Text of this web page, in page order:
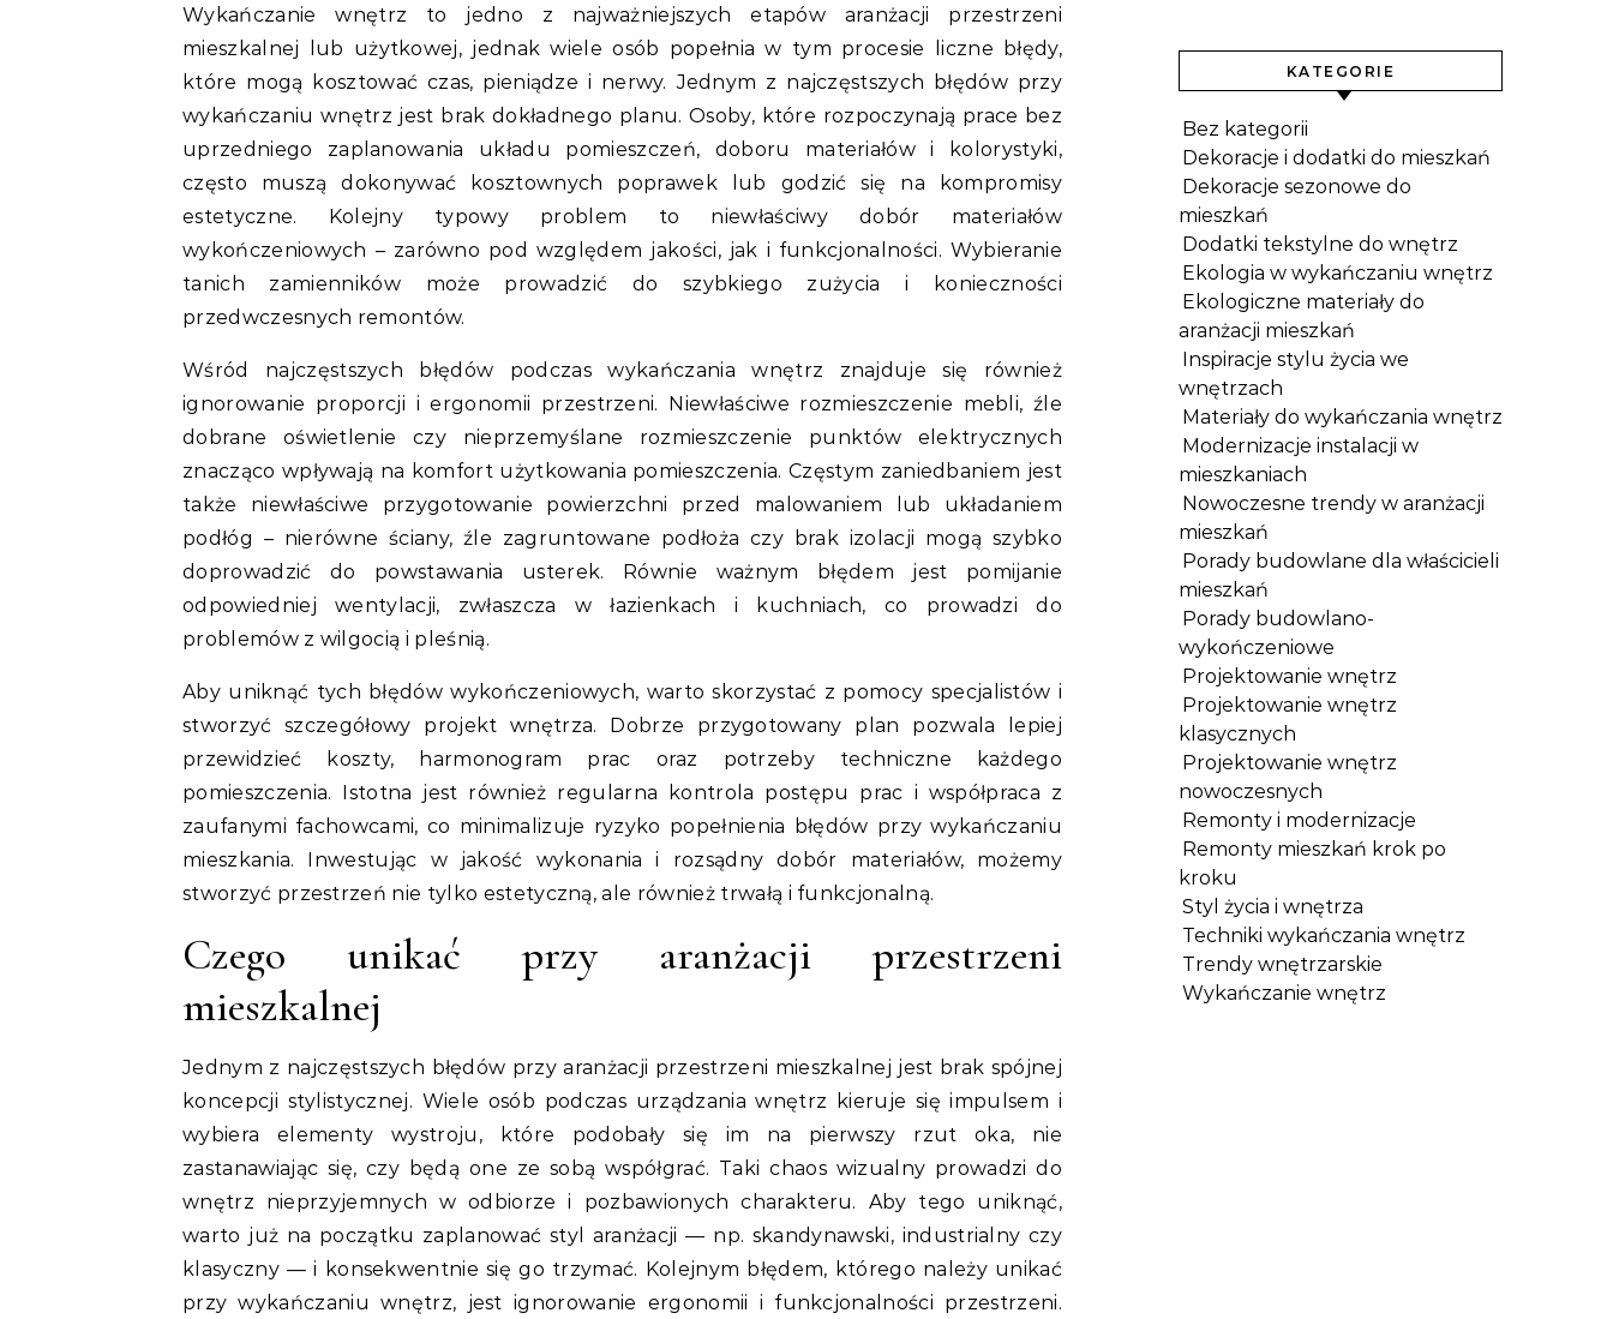
Wykańczanie wnętrz to jedno z najważniejszych etapów aranżacji przestrzeni
mieszkalnej lub użytkowej, jednak wiele osób popełnia w tym procesie liczne błędy,
które mogą kosztować czas, pieniądze i nerwy. Jednym z najczęstszych błędów przy
wykańczaniu wnętrz jest brak dokładnego planu. Osoby, które rozpoczynają prace bez
uprzedniego zaplanowania układu pomieszczeń, doboru materiałów i kolorystyki,
często muszą dokonywać kosztownych poprawek lub godzić się na kompromisy
estetyczne. Kolejny typowy problem to niewłaściwy dobór materiałów
wykończeniowych – zarówno pod względem jakości, jak i funkcjonalności. Wybieranie
tanich zamienników może prowadzić do szybkiego zużycia i konieczności
przedwczesnych remontów.
Wśród najczęstszych błędów podczas wykańczania wnętrz znajduje się również
ignorowanie proporcji i ergonomii przestrzeni. Niewłaściwe rozmieszczenie mebli, źle
dobrane oświetlenie czy nieprzemyślane rozmieszczenie punktów elektrycznych
znacząco wpływają na komfort użytkowania pomieszczenia. Częstym zaniedbaniem jest
także niewłaściwe przygotowanie powierzchni przed malowaniem lub układaniem
podłóg – nierówne ściany, źle zagruntowane podłoża czy brak izolacji mogą szybko
doprowadzić do powstawania usterek. Równie ważnym błędem jest pomijanie
odpowiedniej wentylacji, zwłaszcza w łazienkach i kuchniach, co prowadzi do
problemów z wilgocią i pleśnią.
Aby uniknąć tych błędów wykończeniowych, warto skorzystać z pomocy specjalistów i
stworzyć szczegółowy projekt wnętrza. Dobrze przygotowany plan pozwala lepiej
przewidzieć koszty, harmonogram prac oraz potrzeby techniczne każdego
pomieszczenia. Istotna jest również regularna kontrola postępu prac i współpraca z
zaufanymi fachowcami, co minimalizuje ryzyko popełnienia błędów przy wykańczaniu
mieszkania. Inwestując w jakość wykonania i rozsądny dobór materiałów, możemy
stworzyć przestrzeń nie tylko estetyczną, ale również trwałą i funkcjonalną.
Czego unikać przy aranżacji przestrzeni
mieszkalnej
Jednym z najczęstszych błędów przy aranżacji przestrzeni mieszkalnej jest brak spójnej
koncepcji stylistycznej. Wiele osób podczas urządzania wnętrz kieruje się impulsem i
wybiera elementy wystroju, które podobały się im na pierwszy rzut oka, nie
zastanawiając się, czy będą one ze sobą współgrać. Taki chaos wizualny prowadzi do
wnętrz nieprzyjemnych w odbiorze i pozbawionych charakteru. Aby tego uniknąć,
warto już na początku zaplanować styl aranżacji — np. skandynawski, industrialny czy
klasyczny — i konsekwentnie się go trzymać. Kolejnym błędem, którego należy unikać
przy wykańczaniu wnętrz, jest ignorowanie ergonomii i funkcjonalności przestrzeni.
KATEGORIE
Bez kategorii
Dekoracje i dodatki do mieszkań
Dekoracje sezonowe do
mieszkań
Dodatki tekstylne do wnętrz
Ekologia w wykańczaniu wnętrz
Ekologiczne materiały do
aranżacji mieszkań
Inspiracje stylu życia we
wnętrzach
Materiały do wykańczania wnętrz
Modernizacje instalacji w
mieszkaniach
Nowoczesne trendy w aranżacji
mieszkań
Porady budowlane dla właścicieli
mieszkań
Porady budowlano-
wykończeniowe
Projektowanie wnętrz
Projektowanie wnętrz
klasycznych
Projektowanie wnętrz
nowoczesnych
Remonty i modernizacje
Remonty mieszkań krok po
kroku
Styl życia i wnętrza
Techniki wykańczania wnętrz
Trendy wnętrzarskie
Wykańczanie wnętrz